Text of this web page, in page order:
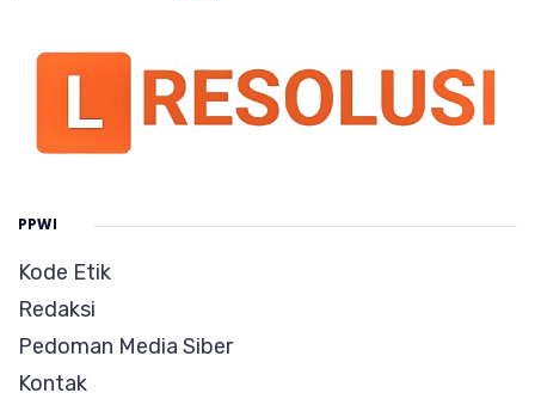
PPWI
Kode Etik
Redaksi
Pedoman Media Siber
Kontak